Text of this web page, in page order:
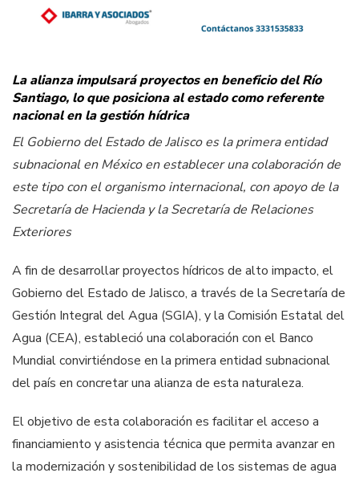
La alianza impulsará proyectos en beneficio del Río
Santiago, lo que posiciona al estado como referente
nacional en la gestión hídrica
El Gobierno del Estado de Jalisco es la primera entidad
subnacional en México en establecer una colaboración de
este tipo con el organismo internacional, con apoyo de la
Secretaría de Hacienda y la Secretaría de Relaciones
Exteriores
A fin de desarrollar proyectos hídricos de alto impacto, el
Gobierno del Estado de Jalisco, a través de la Secretaría de
Gestión Integral del Agua (SGIA), y la Comisión Estatal del
Agua (CEA), estableció una colaboración con el Banco
Mundial convirtiéndose en la primera entidad subnacional
del país en concretar una alianza de esta naturaleza.
El objetivo de esta colaboración es facilitar el acceso a
financiamiento y asistencia técnica que permita avanzar en
la modernización y sostenibilidad de los sistemas de agua